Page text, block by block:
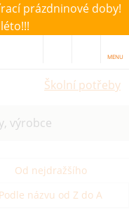
prázdninové doby!
MENU
Školní potřeby
výrobce
Od nejdražšího
Podle názvu od Z do A